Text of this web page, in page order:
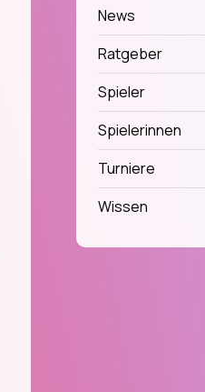
News
Ratgeber
Spieler
Spielerinnen
Turniere
Wissen